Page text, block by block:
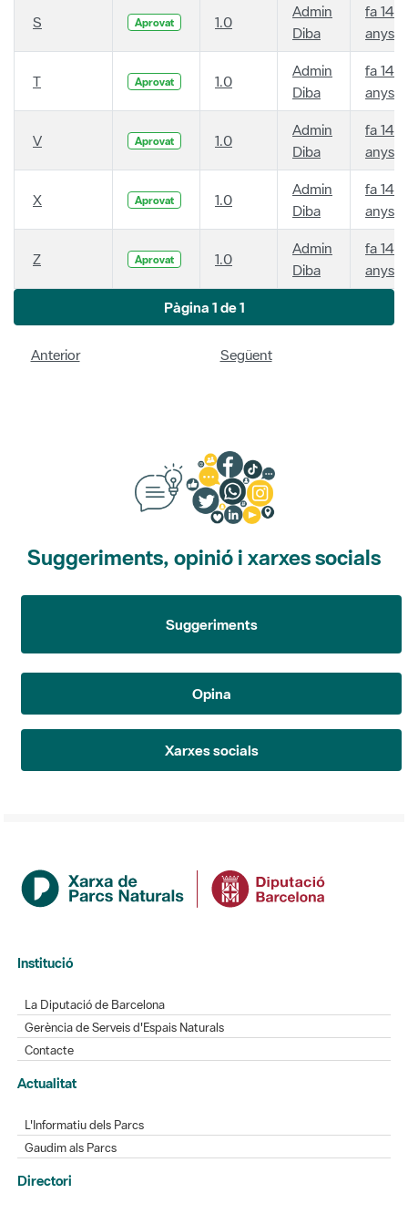
S Aprovat 1.0
Admin
Diba
fa 14
anys
T Aprovat 1.0
Admin
Diba
fa 14
anys
V Aprovat 1.0
Admin
Diba
fa 14
anys
X Aprovat 1.0
Admin
Diba
fa 14
anys
Z Aprovat 1.0
Admin
Diba
fa 14
anys
Pàgina 1 de 1
Anterior Següent
Suggeriments, opinió i xarxes socials
Suggeriments
Opina
Xarxes socials
Institució
La Diputació de Barcelona
Gerència de Serveis d'Espais Naturals
Contacte
Actualitat
L'Informatiu dels Parcs
Gaudim als Parcs
Directori